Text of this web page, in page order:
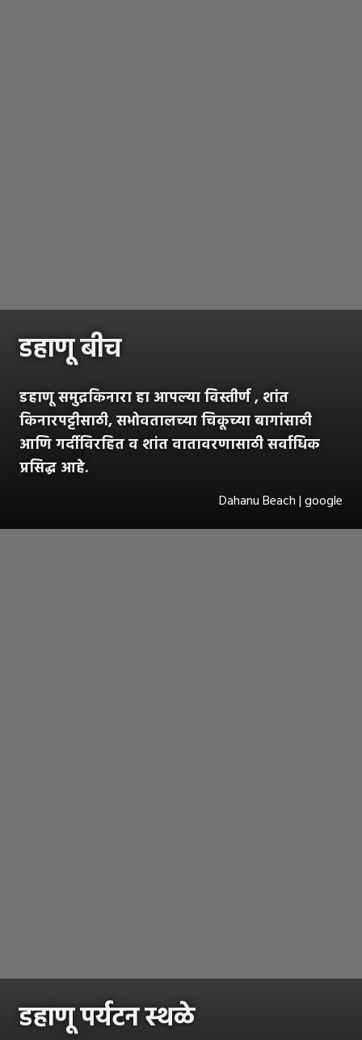
डहाणू बीच
डहाणू समुद्रकिनारा हा आपल्या विस्तीर्ण , शांत
किनारपट्टीसाठी, सभोवतालच्या चिकूच्या बागांसाठी
आणि गर्दीविरहित व शांत वातावरणासाठी सर्वाधिक
प्रसिद्ध आहे.
Dahanu Beach | google
डहाणू पर्यटन स्थळे